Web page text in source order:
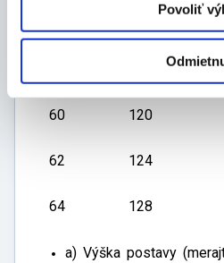
Povoliť
60 120
62 124
64 128
a) Výška postavy